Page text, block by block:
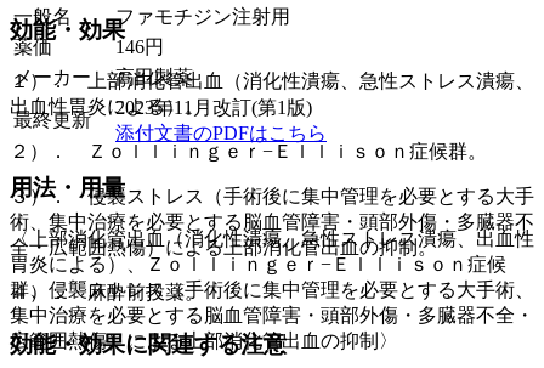
効能・効果
１）． 上部消化管出血（消化性潰瘍、急性ストレス潰瘍、
出血性胃炎による）。
２）． Ｚｏｌｌｉｎｇｅｒ−Ｅｌｌｉｓｏｎ症候群。
３）． 侵襲ストレス（手術後に集中管理を必要とする大手
術、集中治療を必要とする脳血管障害・頭部外傷・多臓器不
全・広範囲熱傷）による上部消化管出血の抑制。
４）． 麻酔前投薬。
効能・効果に関連する注意
一般名
ファモチジン注射用
薬価
146円
メーカー
高田製薬
最終更新
2023年11月改訂(第1版)
添付文書のPDFはこちら
用法・用量
〈上部消化管出血（消化性潰瘍、急性ストレス潰瘍、出血性
胃炎による）、Ｚｏｌｌｉｎｇｅｒ−Ｅｌｌｉｓｏｎ症候
群、侵襲ストレス（手術後に集中管理を必要とする大手術、
集中治療を必要とする脳血管障害・頭部外傷・多臓器不全・
広範囲熱傷）による上部消化管出血の抑制〉